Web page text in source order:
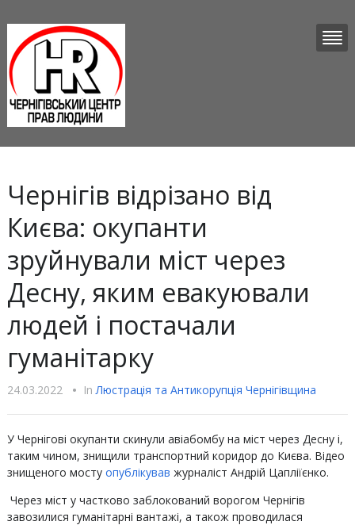
Чернігів відрізано від
Києва: окупанти
зруйнували міст через
Десну, яким евакуювали
людей і постачали
гуманітарку
24.03.2022 • InЛюстрацiя та Антикорупцiя Чернігівщина
У Чернігові окупанти скинули авіабомбу на міст через Десну і,
таким чином, знищили транспортний коридор до Києва. Відео
знищеного мосту опублікував журналіст Андрій Цапліїєнко.
Через міст у частково заблокований ворогом Чернігів
завозилися гуманітарні вантажі, а також проводилася